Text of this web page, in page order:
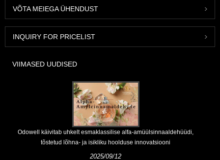
VÕTA MEIEGA ÜHENDUST
INQUIRY FOR PRICELIST
VIIMASED UUDISED
Odowell käivitab uhkelt esmaklassilise alfa-amüülsinnaaldehüüdi,
tõstetud lõhna- ja isikliku hoolduse innovatsiooni
2025/09/12